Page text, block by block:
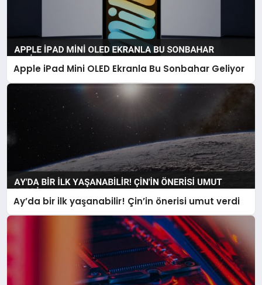
Apple iPad Mini OLED Ekranla Bu Sonbahar Geliyor
Ay’da bir ilk yaşanabilir! Çin’in önerisi umut verdi